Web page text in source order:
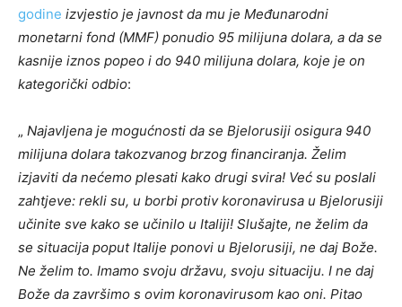
godine izvjestio je javnost da mu je Međunarodni
monetarni fond (MMF) ponudio 95 milijuna dolara, a da se
kasnije iznos popeo i do 940 milijuna dolara, koje je on
kategorički odbio:
„ Najavljena je mogućnosti da se Bjelorusiji osigura 940
milijuna dolara takozvanog brzog financiranja. Želim
izjaviti da nećemo plesati kako drugi svira! Već su poslali
zahtjeve: rekli su, u borbi protiv koronavirusa u Bjelorusiji
učinite sve kako se učinilo u Italiji! Slušajte, ne želim da
se situacija poput Italije ponovi u Bjelorusiji, ne daj Bože.
Ne želim to. Imamo svoju državu, svoju situaciju. I ne daj
Bože da završimo s ovim koronavirusom kao oni. Pitao